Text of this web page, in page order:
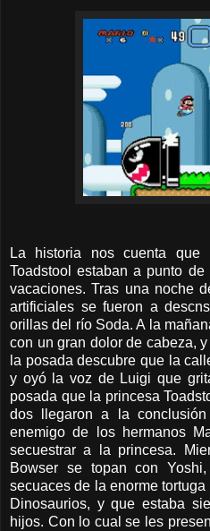
La historia nos cuenta
Toadstool estaban a punto
vacaciones. Tras una noche
artificiales se fueron a
orillas del río Soda. A la
con un gran dolor de cabeza,
la posada descubre que la
y oyó la voz de Luigi que
posada que la princesa
dos llegaron a la
enemigo de los hermanos
secuestrar a la princesa.
Bowser se topan con
secuaces de la enorme
Dinosaurios, y que estaba
hijos. Con lo cual se les